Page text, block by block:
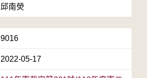
邱南熒
9016
2022-05-17